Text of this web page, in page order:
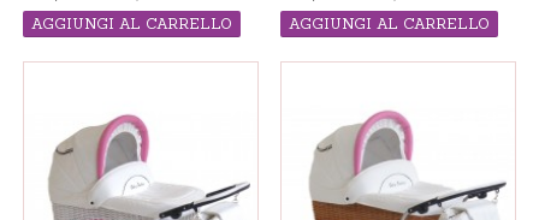
AGGIUNGI AL CARRELLO AGGIUNGI AL CARRELLO